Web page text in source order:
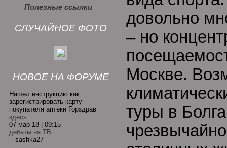
Полезные ссылки
СЛУЧАЙНОЕ ФОТО
НОВОЕ НА ФОРУМЕ
Нашел инструкцию как
зарегистрировать карту
покупателя аптеки Горздрав
здесь.
07 мар 18 | 09:15
дебаты на ТВ
-- sashka27
довольно
– но
Москве.
туры в